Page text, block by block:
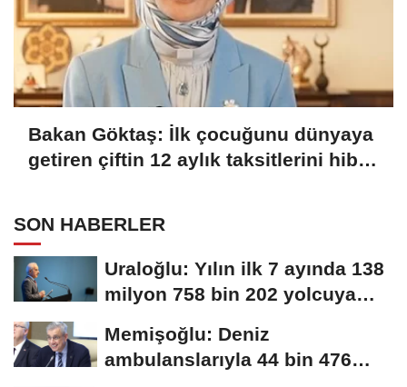
Bakan Göktaş: İlk çocuğunu dünyaya
getiren çiftin 12 aylık taksitlerini hibe
SON HABERLER
Uraloğlu: Yılın ilk 7 ayında 138
milyon 758 bin 202 yolcuya
Memişoğlu: Deniz
ambulanslarıyla 44 bin 476